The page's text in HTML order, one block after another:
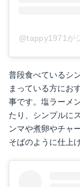
@tappy1971が
普段食べているシ
まっている方にお
事です。塩ラーメ
たり、シンプルに
ンマや煮卵やチャ
そばのように仕上